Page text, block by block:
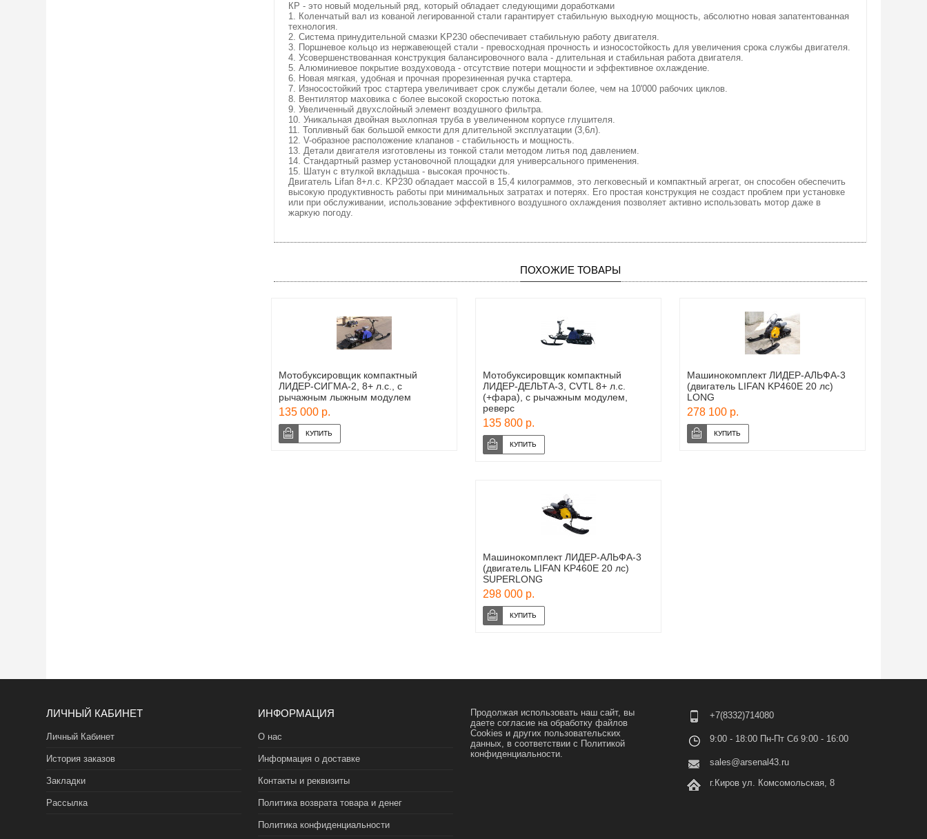
КР - это новый модельный ряд, который обладает следующими доработками
1. Коленчатый вал из кованой легированной стали гарантирует стабильную выходную мощность, абсолютно новая запатентованная
технология.
2. Система принудительной смазки KP230 обеспечивает стабильную работу двигателя.
3. Поршневое кольцо из нержавеющей стали - превосходная прочность и износостойкость для увеличения срока службы двигателя.
4. Усовершенствованная конструкция балансировочного вала - длительная и стабильная работа двигателя.
5. Алюминиевое покрытие воздуховода - отсутствие потери мощности и эффективное охлаждение.
6. Новая мягкая, удобная и прочная прорезиненная ручка стартера.
7. Износостойкий трос стартера увеличивает срок службы детали более, чем на 10'000 рабочих циклов.
8. Вентилятор маховика с более высокой скоростью потока.
9. Увеличенный двухслойный элемент воздушного фильтра.
10. Уникальная двойная выхлопная труба в увеличенном корпусе глушителя.
11. Топливный бак большой емкости для длительной эксплуатации (3,6л).
12. V-образное расположение клапанов - стабильность и мощность.
13. Детали двигателя изготовлены из тонкой стали методом литья под давлением.
14. Стандартный размер установочной площадки для универсального применения.
15. Шатун с втулкой вкладыша - высокая прочность.
Двигатель Lifan 8+л.с. KP230 обладает массой в 15,4 килограммов, это легковесный и компактный агрегат, он способен обеспечить
высокую продуктивность работы при минимальных затратах и потерях. Его простая конструкция не создаст проблем при установке
или при обслуживании, использование эффективного воздушного охлаждения позволяет активно использовать мотор даже в
жаркую погоду.
ПОХОЖИЕ ТОВАРЫ
Мотобуксировщик компактный
ЛИДЕР-СИГМА-2, 8+ л.с., с
рычажным лыжным модулем
135 000 р.
Мотобуксировщик компактный
ЛИДЕР-ДЕЛЬТА-3, CVTL 8+ л.с.
(+фара), с рычажным модулем,
реверс
135 800 р.
Машинокомплект ЛИДЕР-АЛЬФА-3
(двигатель LIFAN KP460E 20 лс)
LONG
278 100 р.
Машинокомплект ЛИДЕР-АЛЬФА-3
(двигатель LIFAN KP460E 20 лс)
SUPERLONG
298 000 р.
ЛИЧНЫЙ КАБИНЕТ
Личный Кабинет
История заказов
Закладки
Рассылка
ИНФОРМАЦИЯ
О нас
Информация о доставке
Контакты и реквизиты
Политика возврата товара и денег
Политика конфиденциальности
Продолжая использовать наш сайт, вы
даете согласие на обработку файлов
Cookies и других пользовательских
данных, в соответствии с Политикой
конфиденциальности.
+7(8332)714080
9:00 - 18:00 Пн-Пт Сб 9:00 - 16:00
sales@arsenal43.ru
г.Киров ул. Комсомольская, 8